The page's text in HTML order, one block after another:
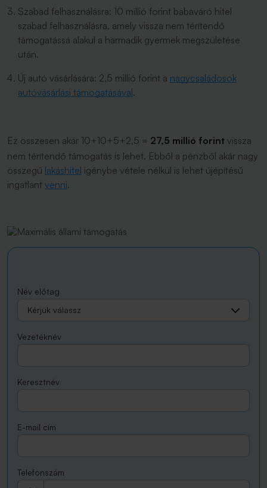
Szabad felhasználásra: 10 millió forint babaváró hitel
szabad felhasználásra, amely vissza nem térítendő
támogatássá alakul a harmadik gyermek megszületése
után.
Új autó vásárlására: 2,5 millió forint a nagycsaládosok
autóvásárlási támogatásával.
Ez összesen akár 10+10+5+2,5 = 27,5 millió forint vissza
nem térítendő támogatás is lehet. Ebből a pénzből akár nagy
összegű lakáshitel igénybe vétele nélkül is lehet újépítésű
ingatlant venni.
Név előtag
Kérjük válassz
Vezetéknév
Keresztnév
E-mail cím
Telefonszám